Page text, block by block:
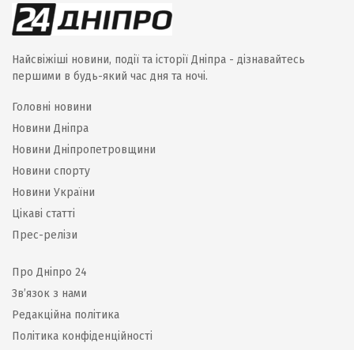
Найсвіжіші новини, події та історії Дніпра - дізнавайтесь
першими в будь-який час дня та ночі.
Головні новини
Новини Дніпра
Новини Дніпропетровщини
Новини спорту
Новини України
Цікаві статті
Прес-релізи
Про Дніпро 24
Зв’язок з нами
Редакційна політика
Політика конфіденційності